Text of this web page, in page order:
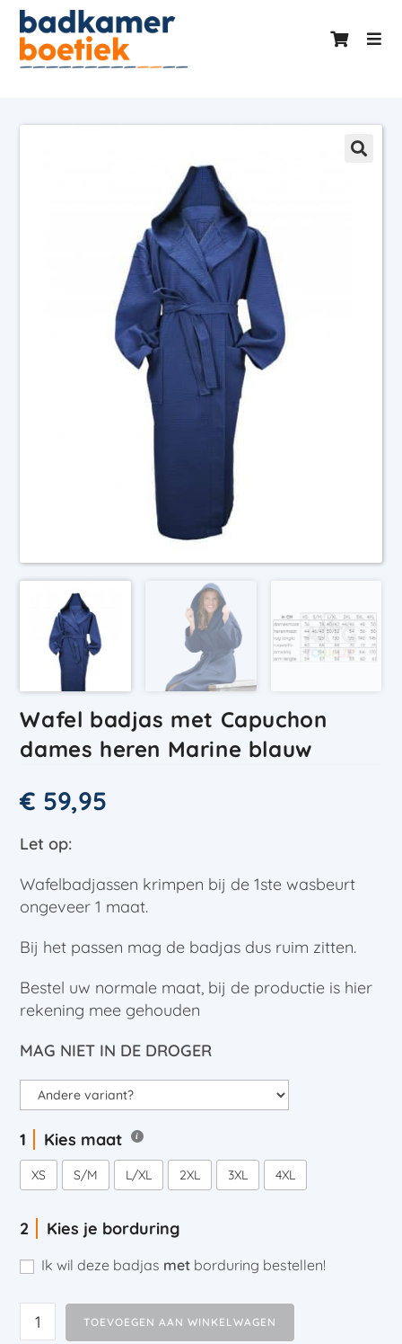
Wafel badjas met Capuchon
dames heren Marine blauw
€ 59,95
Let op:
Wafelbadjassen krimpen bij de 1ste wasbeurt
ongeveer 1 maat.
Bij het passen mag de badjas dus ruim zitten.
Bestel uw normale maat, bij de productie is hier
rekening mee gehouden
MAG NIET IN DE DROGER
Kies maat
XS S/M L/XL 2XL 3XL 4XL
Kies je borduring
Ik wil deze badjas met borduring bestellen!
TOEVOEGEN AAN WINKELWAGEN